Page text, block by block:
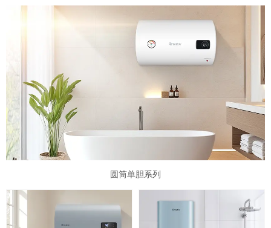
圆筒单胆系列